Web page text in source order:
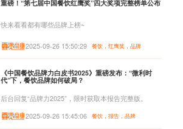
重磅！“第七届中国餐饮红鹰奖”四大奖项完整榜单公布
快来看看都有哪些品牌上榜~
2025-09-26 15:50:29 餐饮，红鹰奖，品牌
《中国餐饮品牌力白皮书2025》重磅发布：“微利时
代”下，餐饮品牌如何破局？
后台回复“品牌力2025”，限时获取本报告完整版。
2025-09-26 15:45:06
餐饮，报告，品牌